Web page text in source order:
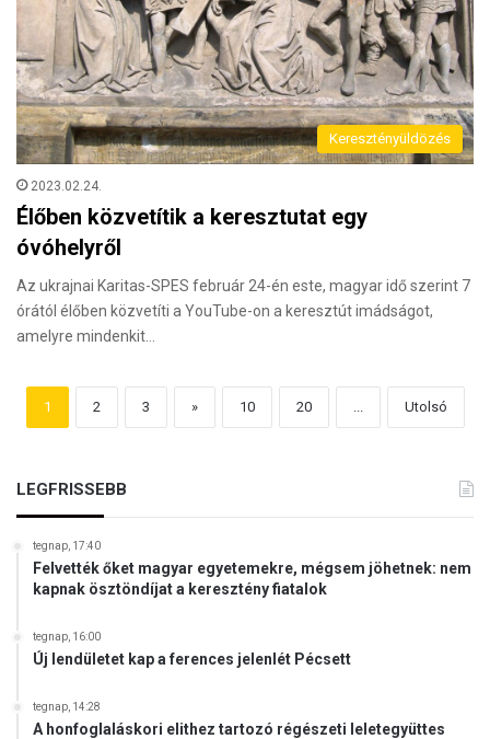
Keresztényüldözés
2023.02.24.
Élőben közvetítik a keresztutat egy
óvóhelyről
Az ukrajnai Karitas-SPES február 24-én este, magyar idő szerint 7
órától élőben közvetíti a YouTube-on a keresztút imádságot,
amelyre mindenkit…
1 2 3 » 10 20 Utolsó
LEGFRISSEBB
tegnap, 17:40
Felvették őket magyar egyetemekre, mégsem jöhetnek: nem
kapnak ösztöndíjat a keresztény fiatalok
tegnap, 16:00
Új lendületet kap a ferences jelenlét Pécsett
tegnap, 14:28
A honfoglaláskori elithez tartozó régészeti leletegyüttes